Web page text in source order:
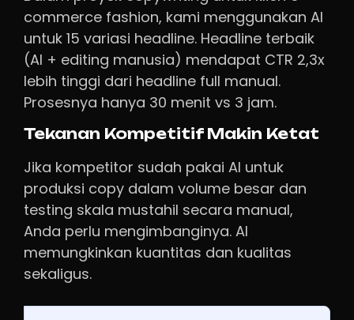
commerce fashion, kami menggunakan AI
untuk 15 variasi headline. Headline terbaik
(AI + editing manusia) mendapat CTR 2,3x
lebih tinggi dari headline full manual.
Prosesnya hanya 30 menit vs 3 jam.
Tekanan Kompetitif Makin Ketat
Jika kompetitor sudah pakai AI untuk
produksi copy dalam volume besar dan
testing skala mustahil secara manual,
Anda perlu mengimbanginya. AI
memungkinkan kuantitas dan kualitas
sekaligus.